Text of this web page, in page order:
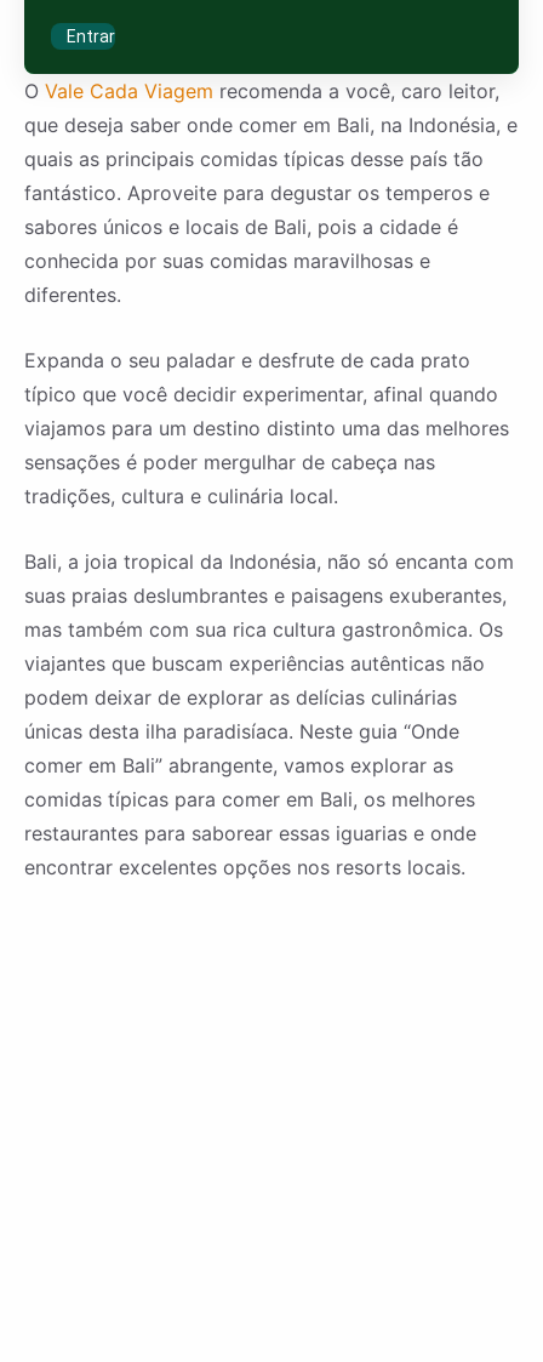
Entrar
O Vale Cada Viagem recomenda a você, caro leitor,
que deseja saber onde comer em Bali, na Indonésia, e
quais as principais comidas típicas desse país tão
fantástico. Aproveite para degustar os temperos e
sabores únicos e locais de Bali, pois a cidade é
conhecida por suas comidas maravilhosas e
diferentes.
Expanda o seu paladar e desfrute de cada prato
típico que você decidir experimentar, afinal quando
viajamos para um destino distinto uma das melhores
sensações é poder mergulhar de cabeça nas
tradições, cultura e culinária local.
Bali, a joia tropical da Indonésia, não só encanta com
suas praias deslumbrantes e paisagens exuberantes,
mas também com sua rica cultura gastronômica. Os
viajantes que buscam experiências autênticas não
podem deixar de explorar as delícias culinárias
únicas desta ilha paradisíaca. Neste guia “Onde
comer em Bali” abrangente, vamos explorar as
comidas típicas para comer em Bali, os melhores
restaurantes para saborear essas iguarias e onde
encontrar excelentes opções nos resorts locais.